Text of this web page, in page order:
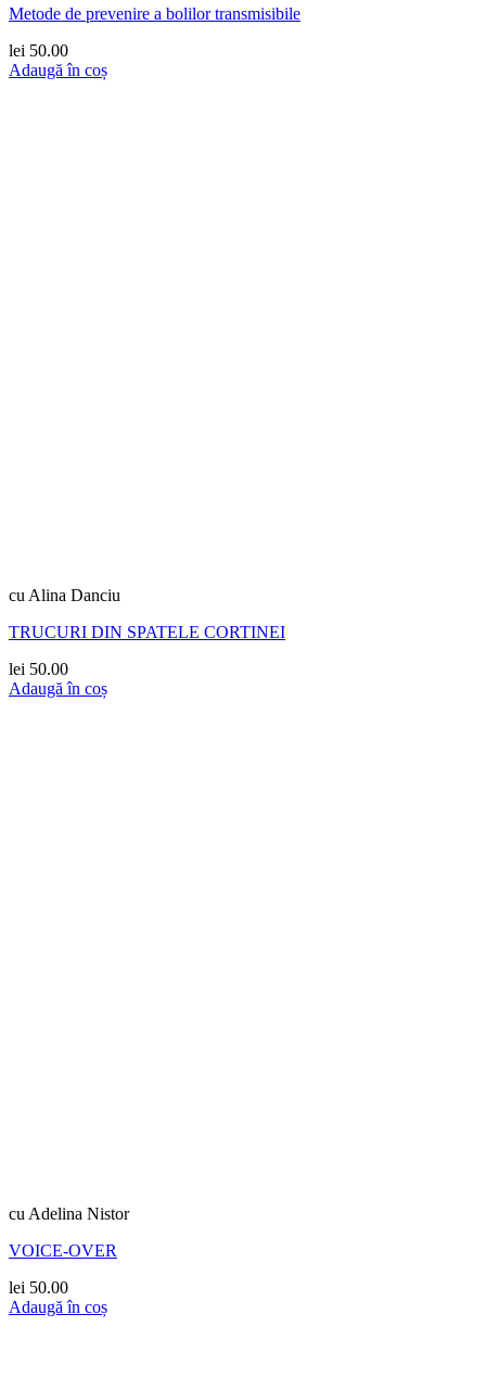
Metode de prevenire a bolilor transmisibile
lei 50.00
Adaugă în coș
cu Alina Danciu
TRUCURI DIN SPATELE CORTINEI
lei 50.00
Adaugă în coș
cu Adelina Nistor
VOICE-OVER
lei 50.00
Adaugă în coș